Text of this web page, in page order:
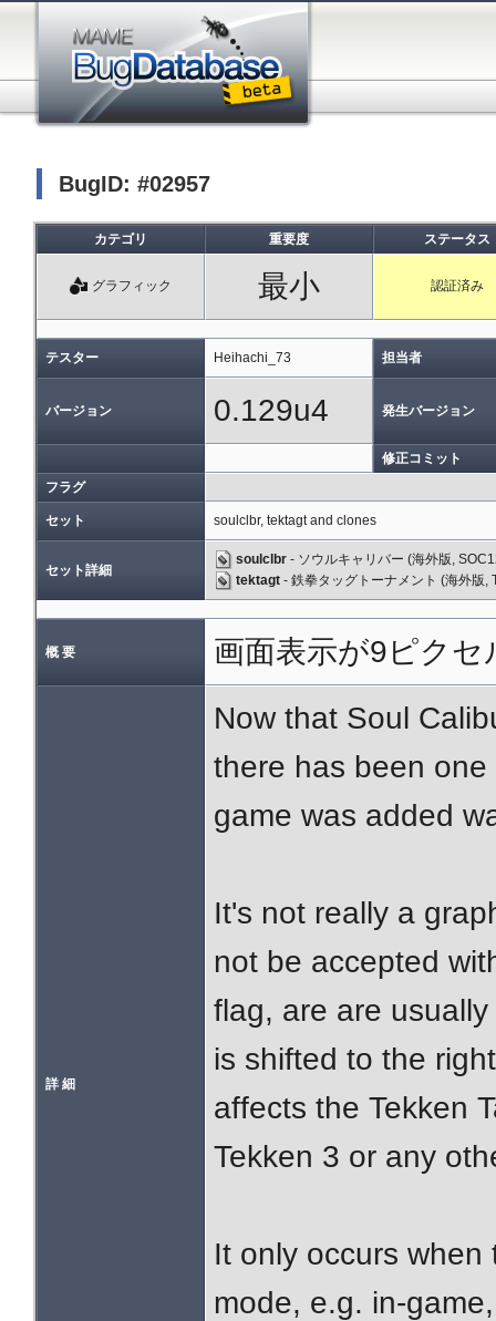
BugID: #02957
カテゴリ 重要度 ステータス
グラフィック 最小 認証済み
テスター Heihachi_73 担当者
バージョン 0.129u4 発生バージョン
修正コミット
フラグ
セット soulclbr, tektagt and clones
セット詳細
soulclbr - ソウルキャリバー (海外版,
tektagt - 鉄拳タッグトーナメント (海外版,
概 要 画面表示が9ピク
詳 細
Now that Soul
there has been
game was added
It's not really a
not be accepted
flag, are are
is shifted to the
affects the Tekken
Tekken 3 or any
It only occurs
mode, e.g. in-